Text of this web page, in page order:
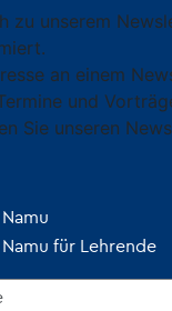
zu unserem
an einem
und
Sie unseren